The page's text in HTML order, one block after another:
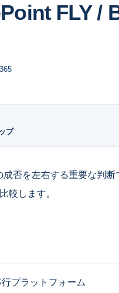
FLY /
プ
否を左右する重要な判
較します。
プラットフォーム